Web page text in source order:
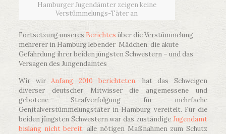
Hamburger Jugendämter zeigen keine
Verstümmelungs-Täter an
Fortsetzung unseres Berichtes über die Verstümmelung
mehrerer in Hamburg lebender Mädchen, die akute
Gefährdung ihrer beiden jüngsten Schwestern – und das
Versagen des Jungendamtes
Wir wirAnfang 2010 berichteten, hat das Schweigen
diverser deutscher Mitwisser die angemessene und
gebotene Strafverfolgung für mehrfache
Genitalverstümmelungstäter in Hamburg vereitelt. Für die
beiden jüngsten Schwestern war das zuständigeJugendamt
bislang nicht bereit, alle nötigen Maßnahmen zum Schutz